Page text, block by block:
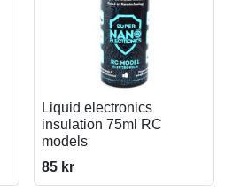
Liquid electronics
insulation 75ml RC
models
85 kr